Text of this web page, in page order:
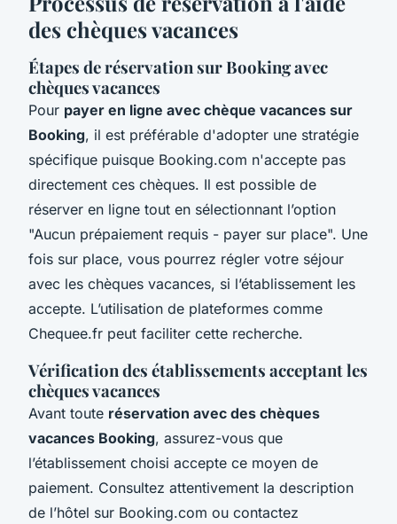
des chèques vacances
Étapes de réservation sur Booking avec
chèques vacances
Pour payer en ligne avec chèque vacances sur
Booking, il est préférable d'adopter une stratégie
spécifique puisque Booking.com n'accepte pas
directement ces chèques. Il est possible de
réserver en ligne tout en sélectionnant l’option
"Aucun prépaiement requis - payer sur place". Une
fois sur place, vous pourrez régler votre séjour
avec les chèques vacances, si l’établissement les
accepte. L’utilisation de plateformes comme
Chequee.fr peut faciliter cette recherche.
Vérification des établissements acceptant les
chèques vacances
Avant toute réservation avec des chèques
vacances Booking, assurez-vous que
l’établissement choisi accepte ce moyen de
paiement. Consultez attentivement la description
de l’hôtel sur Booking.com ou contactez